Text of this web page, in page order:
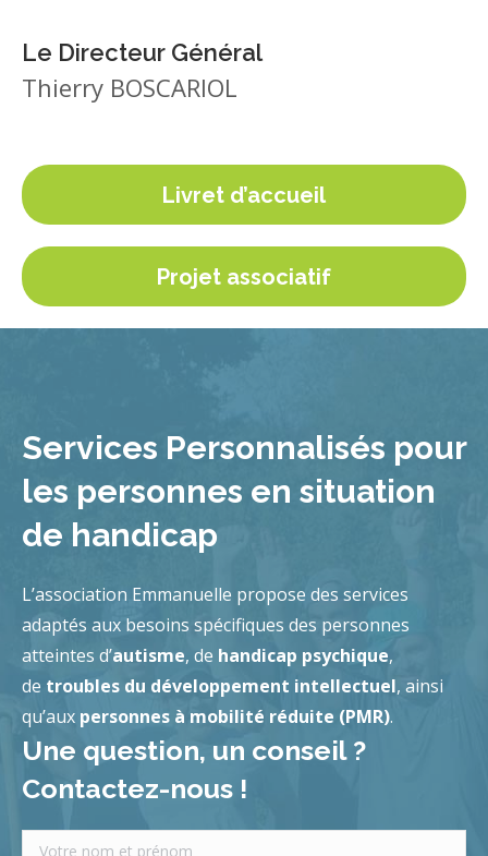
Le Directeur Général
Thierry BOSCARIOL
Livret d’accueil
Projet associatif
Services Personnalisés pour
les personnes en situation
de handicap
L’association Emmanuelle propose des services
adaptés aux besoins spécifiques des personnes
atteintes d’autisme, de handicap psychique,
de troubles du développement intellectuel, ainsi
qu’aux personnes à mobilité réduite (PMR).
Une question, un conseil ?
Contactez-nous !